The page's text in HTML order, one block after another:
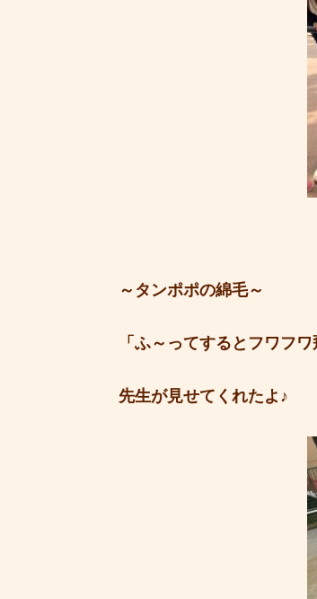
～タンポポの綿毛～
「ふ～ってするとフワフ
先生が見せてくれたよ♪